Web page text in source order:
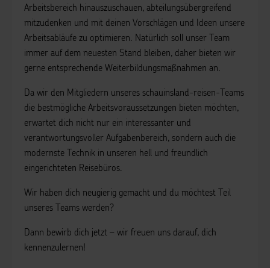
Arbeitsbereich hinauszuschauen, abteilungsübergreifend
mitzudenken und mit deinen Vorschlägen und Ideen unsere
Arbeitsabläufe zu optimieren. Natürlich soll unser Team
immer auf dem neuesten Stand bleiben, daher bieten wir
gerne entsprechende Weiterbildungsmaßnahmen an.
Da wir den Mitgliedern unseres schauinsland-reisen-Teams
die bestmögliche Arbeitsvoraussetzungen bieten möchten,
erwartet dich nicht nur ein interessanter und
verantwortungsvoller Aufgabenbereich, sondern auch die
modernste Technik in unseren hell und freundlich
eingerichteten Reisebüros.
Wir haben dich neugierig gemacht und du möchtest Teil
unseres Teams werden?
Dann bewirb dich jetzt – wir freuen uns darauf, dich
kennenzulernen!